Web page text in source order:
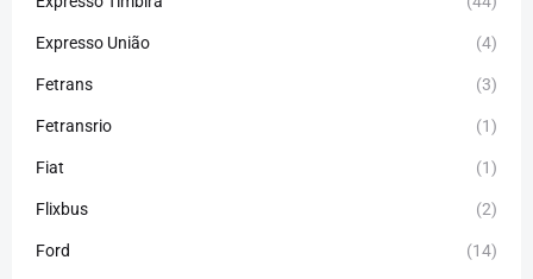
Expresso União (4)
Fetrans (3)
Fetransrio (1)
Fiat (1)
Flixbus (2)
Ford (14)